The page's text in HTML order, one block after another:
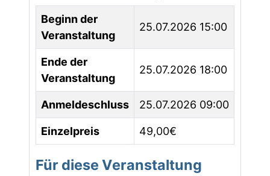
Beginn der
Veranstaltung
25.07.2026 15:00
Ende der
Veranstaltung
25.07.2026 18:00
Anmeldeschluss 25.07.2026 09:00
Einzelpreis 49,00€
Für diese Veranstaltung